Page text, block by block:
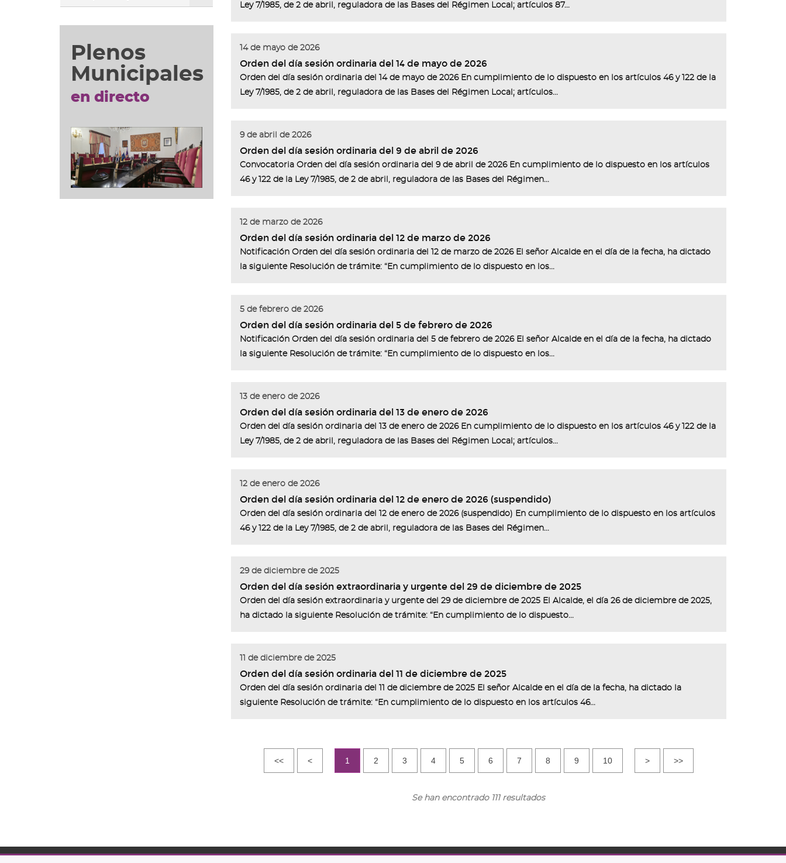
Plenos
Municipales
en directo
Ley 7/1985, de 2 de abril, reguladora de las Bases del Régimen Local; artículos 87...
14 de mayo de 2026
Orden del día sesión ordinaria del 14 de mayo de 2026
Orden del día sesión ordinaria del 14 de mayo de 2026 En cumplimiento de lo dispuesto en los artículos 46 y 122 de la
Ley 7/1985, de 2 de abril, reguladora de las Bases del Régimen Local; artículos...
9 de abril de 2026
Orden del día sesión ordinaria del 9 de abril de 2026
Convocatoria Orden del día sesión ordinaria del 9 de abril de 2026 En cumplimiento de lo dispuesto en los artículos
46 y 122 de la Ley 7/1985, de 2 de abril, reguladora de las Bases del Régimen...
12 de marzo de 2026
Orden del día sesión ordinaria del 12 de marzo de 2026
Notificación Orden del día sesión ordinaria del 12 de marzo de 2026 El señor Alcalde en el día de la fecha, ha dictado
la siguiente Resolución de trámite: “En cumplimiento de lo dispuesto en los...
5 de febrero de 2026
Orden del día sesión ordinaria del 5 de febrero de 2026
Notificación Orden del día sesión ordinaria del 5 de febrero de 2026 El señor Alcalde en el día de la fecha, ha dictado
la siguiente Resolución de trámite: “En cumplimiento de lo dispuesto en los...
13 de enero de 2026
Orden del día sesión ordinaria del 13 de enero de 2026
Orden del día sesión ordinaria del 13 de enero de 2026 En cumplimiento de lo dispuesto en los artículos 46 y 122 de la
Ley 7/1985, de 2 de abril, reguladora de las Bases del Régimen Local; artículos...
12 de enero de 2026
Orden del día sesión ordinaria del 12 de enero de 2026 (suspendido)
Orden del día sesión ordinaria del 12 de enero de 2026 (suspendido) En cumplimiento de lo dispuesto en los artículos
46 y 122 de la Ley 7/1985, de 2 de abril, reguladora de las Bases del Régimen...
29 de diciembre de 2025
Orden del día sesión extraordinaria y urgente del 29 de diciembre de 2025
Orden del día sesión extraordinaria y urgente del 29 de diciembre de 2025 El Alcalde, el día 26 de diciembre de 2025,
ha dictado la siguiente Resolución de trámite: “En cumplimiento de lo dispuesto...
11 de diciembre de 2025
Orden del día sesión ordinaria del 11 de diciembre de 2025
Orden del día sesión ordinaria del 11 de diciembre de 2025 El señor Alcalde en el día de la fecha, ha dictado la
siguiente Resolución de trámite: “En cumplimiento de lo dispuesto en los artículos 46...
<< < 1 2 3 4 5 6 7 8 9 10 > >>
Se han encontrado 111 resultados